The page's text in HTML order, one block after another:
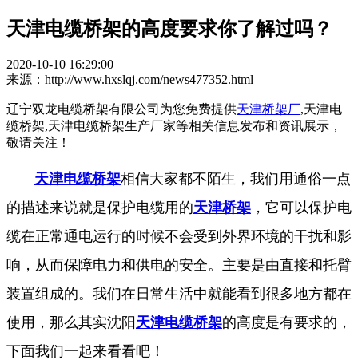
天津电缆桥架的高度要求你了解过吗？
2020-10-10 16:29:00
来源：http://www.hxslqj.com/news477352.html
辽宁双龙电缆桥架有限公司为您免费提供天津桥架厂,天津电
缆桥架,天津电缆桥架生产厂家等相关信息发布和资讯展示，
敬请关注！
天津电缆桥架相信大家都不陌生，我们用通俗一点
的描述来说就是保护电缆用的天津桥架 ，它可以保护电
缆在正常通电运行的时候不会受到外界环境的干扰和影
响，从而保障电力和供电的安全。主要是由直接和托臂
装置组成的。我们在日常生活中就能看到很多地方都在
使用，那么其实沈阳天津电缆桥架的高度是有要求的，
下面我们一起来看看吧！